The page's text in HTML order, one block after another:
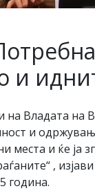
и
на Владата
и
места и ќе ја
,
година.